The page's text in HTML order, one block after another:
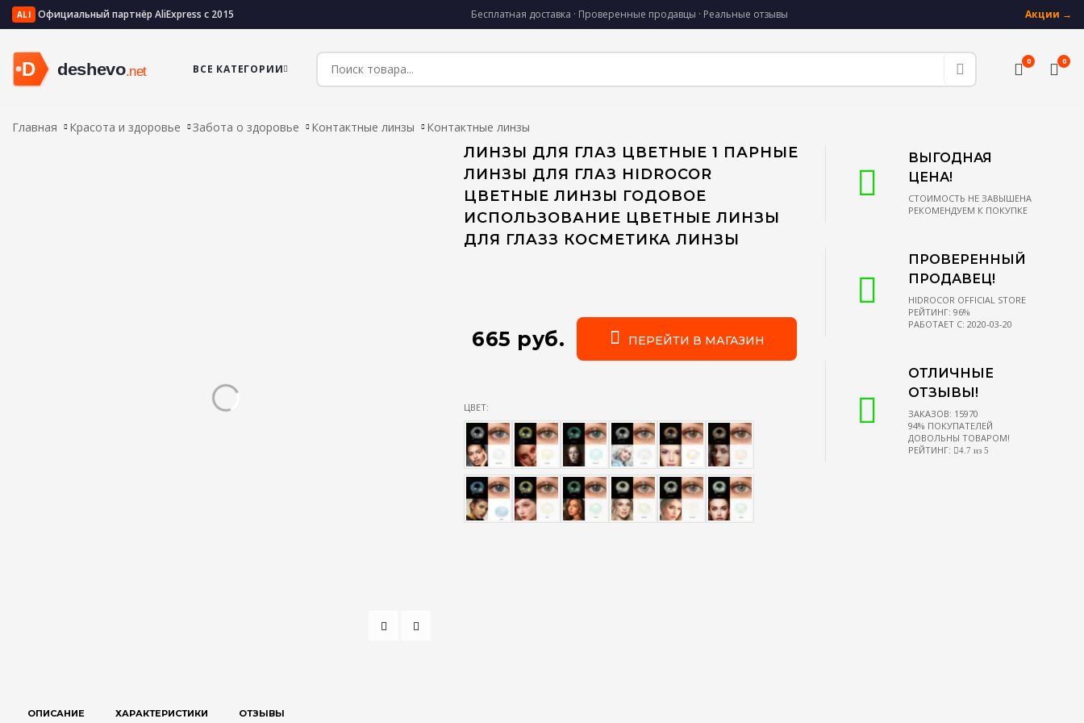
ALI Официальный партнёр AliExpress с 2015 Бесплатная доставка · Проверенные продавцы · Реальные отзывы Акции →
ВСЕ КАТЕГОРИИ
0 0
Главная Красота и здоровье Забота о здоровье Контактные линзы Контактные линзы
ЛИНЗЫ ДЛЯ ГЛАЗ ЦВЕТНЫЕ 1 ПАРНЫЕ
ЛИНЗЫ ДЛЯ ГЛАЗ HIDROCOR
ЦВЕТНЫЕ ЛИНЗЫ ГОДОВОЕ
ИСПОЛЬЗОВАНИЕ ЦВЕТНЫЕ ЛИНЗЫ
ДЛЯ ГЛАЗЗ КОСМЕТИКА ЛИНЗЫ
665 руб. ПЕРЕЙТИ В МАГАЗИН
ЦВЕТ:
ВЫГОДНАЯ
ЦЕНА!
СТОИМОСТЬ НЕ ЗАВЫШЕНА
РЕКОМЕНДУЕМ К ПОКУПКЕ
ПРОВЕРЕННЫЙ
ПРОДАВЕЦ!
HIDROCOR OFFICIAL STORE
РЕЙТИНГ: 96%
РАБОТАЕТ С: 2020-03-20
ОТЛИЧНЫЕ
ОТЗЫВЫ!
ЗАКАЗОВ: 15970
94% ПОКУПАТЕЛЕЙ
ДОВОЛЬНЫ ТОВАРОМ!
РЕЙТИНГ:
4.7 из 5
ОПИСАНИЕ ХАРАКТЕРИСТИКИ ОТЗЫВЫ